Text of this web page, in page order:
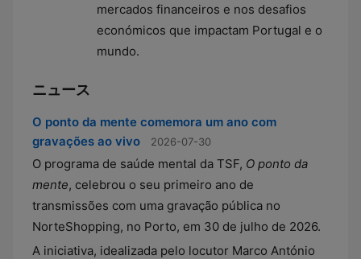
mercados financeiros e nos desafios
económicos que impactam Portugal e o
mundo.
ニュース
O ponto da mente comemora um ano com
gravações ao vivo
2026-07-30
O programa de saúde mental da TSF, O ponto da
mente, celebrou o seu primeiro ano de
transmissões com uma gravação pública no
NorteShopping, no Porto, em 30 de julho de 2026.
A iniciativa, idealizada pelo locutor Marco António